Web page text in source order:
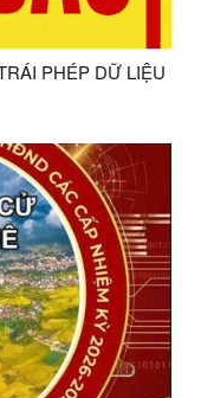
PHÉP DỮ LIỆU